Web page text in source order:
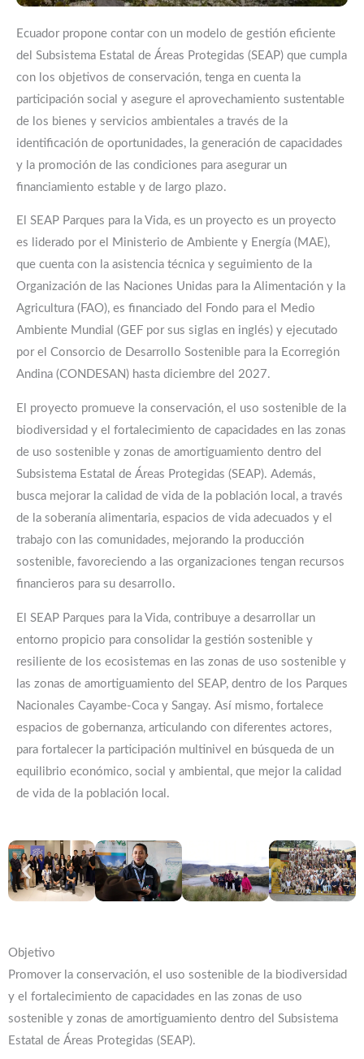
Ecuador propone contar con un modelo de gestión eficiente
del Subsistema Estatal de Áreas Protegidas (SEAP) que cumpla
con los objetivos de conservación, tenga en cuenta la
participación social y asegure el aprovechamiento sustentable
de los bienes y servicios ambientales a través de la
identificación de oportunidades, la generación de capacidades
y la promoción de las condiciones para asegurar un
financiamiento estable y de largo plazo.
El SEAP Parques para la Vida, es un proyecto es un proyecto
es liderado por el Ministerio de Ambiente y Energía (MAE),
que cuenta con la asistencia técnica y seguimiento de la
Organización de las Naciones Unidas para la Alimentación y la
Agricultura (FAO), es financiado del Fondo para el Medio
Ambiente Mundial (GEF por sus siglas en inglés) y ejecutado
por el Consorcio de Desarrollo Sostenible para la Ecorregión
Andina (CONDESAN) hasta diciembre del 2027.
El proyecto promueve la conservación, el uso sostenible de la
biodiversidad y el fortalecimiento de capacidades en las zonas
de uso sostenible y zonas de amortiguamiento dentro del
Subsistema Estatal de Áreas Protegidas (SEAP). Además,
busca mejorar la calidad de vida de la población local, a través
de la soberanía alimentaria, espacios de vida adecuados y el
trabajo con las comunidades, mejorando la producción
sostenible, favoreciendo a las organizaciones tengan recursos
financieros para su desarrollo.
El SEAP Parques para la Vida, contribuye a desarrollar un
entorno propicio para consolidar la gestión sostenible y
resiliente de los ecosistemas en las zonas de uso sostenible y
las zonas de amortiguamiento del SEAP, dentro de los Parques
Nacionales Cayambe-Coca y Sangay. Así mismo, fortalece
espacios de gobernanza, articulando con diferentes actores,
para fortalecer la participación multinivel en búsqueda de un
equilibrio económico, social y ambiental, que mejor la calidad
de vida de la población local.
Objetivo
Promover la conservación, el uso sostenible de la biodiversidad
y el fortalecimiento de capacidades en las zonas de uso
sostenible y zonas de amortiguamiento dentro del Subsistema
Estatal de Áreas Protegidas (SEAP).